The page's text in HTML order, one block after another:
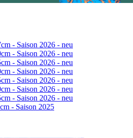
- Saison 2026 - neu
- Saison 2026 - neu
- Saison 2026 - neu
- Saison 2026 - neu
- Saison 2026 - neu
- Saison 2026 - neu
- Saison 2026 - neu
- Saison 2025